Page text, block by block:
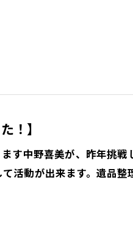
！】
す中野喜美が、昨年挑
活動が出来ます。遺品整